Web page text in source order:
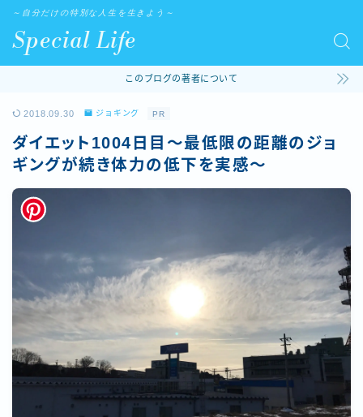
Special Life
～自分だけの特別な人生を生きよう～
このブログの著者について
2018.09.30 ジョギング PR
ダイエット1004日目〜最低限の距離のジョ
ギングが続き体力の低下を実感〜